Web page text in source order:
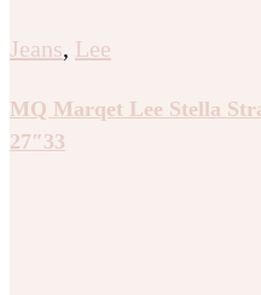
Jeans, Lee
MQ Marqet Lee Stella
27″33